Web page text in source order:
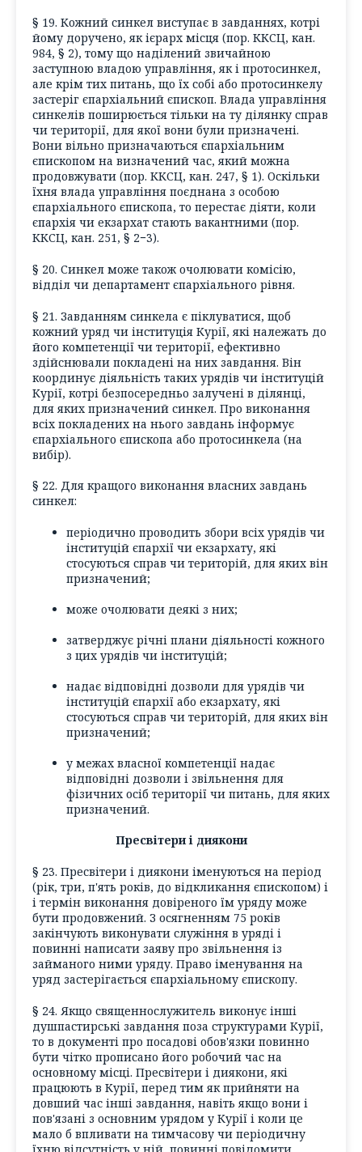
§ 19. Кожний синкел виступає в завданнях, котрі
йому доручено, як ієрарх місця (пор. ККСЦ, кан.
984, § 2), тому що наділений звичайною
заступною владою управління, як і протосинкел,
але крім тих питань, що їх собі або протосинкелу
застеріг єпархіальний єпископ. Влада управління
синкелів поширюється тільки на ту ділянку справ
чи території, для якої вони були призначені.
Вони вільно призначаються єпархіальним
єпископом на визначений час, який можна
продовжувати (пор. ККСЦ, кан. 247, § 1). Оскільки
їхня влада управління поєднана з особою
єпархіального єпископа, то перестає діяти, коли
єпархія чи екзархат стають вакантними (пор.
ККСЦ, кан. 251, § 2−3).
§ 20. Синкел може також очолювати комісію,
відділ чи департамент єпархіального рівня.
§ 21. Завданням синкела є піклуватися, щоб
кожний уряд чи інституція Курії, які належать до
його компетенції чи території, ефективно
здійснювали покладені на них завдання. Він
координує діяльність таких урядів чи інституцій
Курії, котрі безпосередньо залучені в ділянці,
для яких призначений синкел. Про виконання
всіх покладених на нього завдань інформує
єпархіального єпископа або протосинкела (на
вибір).
§ 22. Для кращого виконання власних завдань
синкел:
періодично проводить збори всіх урядів чи
інституцій єпархії чи екзархату, які
стосуються справ чи територій, для яких він
призначений;
може очолювати деякі з них;
затверджує річні плани діяльності кожного
з цих урядів чи інституцій;
надає відповідні дозволи для урядів чи
інституцій єпархії або екзархату, які
стосуються справ чи територій, для яких він
призначений;
у межах власної компетенції надає
відповідні дозволи і звільнення для
фізичних осіб території чи питань, для яких
призначений.
Пресвітери і диякони
§ 23. Пресвітери і диякони іменуються на період
(рік, три, п'ять років, до відкликання єпископом) і
і термін виконання довіреного їм уряду може
бути продовжений. З осягненням 75 років
закінчують виконувати служіння в уряді і
повинні написати заяву про звільнення із
займаного ними уряду. Право іменування на
уряд застерігається єпархіальному єпископу.
§ 24. Якщо священнослужитель виконує інші
душпастирські завдання поза структурами Курії,
то в документі про посадові обов'язки повинно
бути чітко прописано його робочий час на
основному місці. Пресвітери і диякони, які
працюють в Курії, перед тим як прийняти на
довший час інші завдання, навіть якщо вони і
пов'язані з основним урядом у Курії і коли це
мало б впливати на тимчасову чи періодичну
їхню відсутність у ній, повинні повідомити